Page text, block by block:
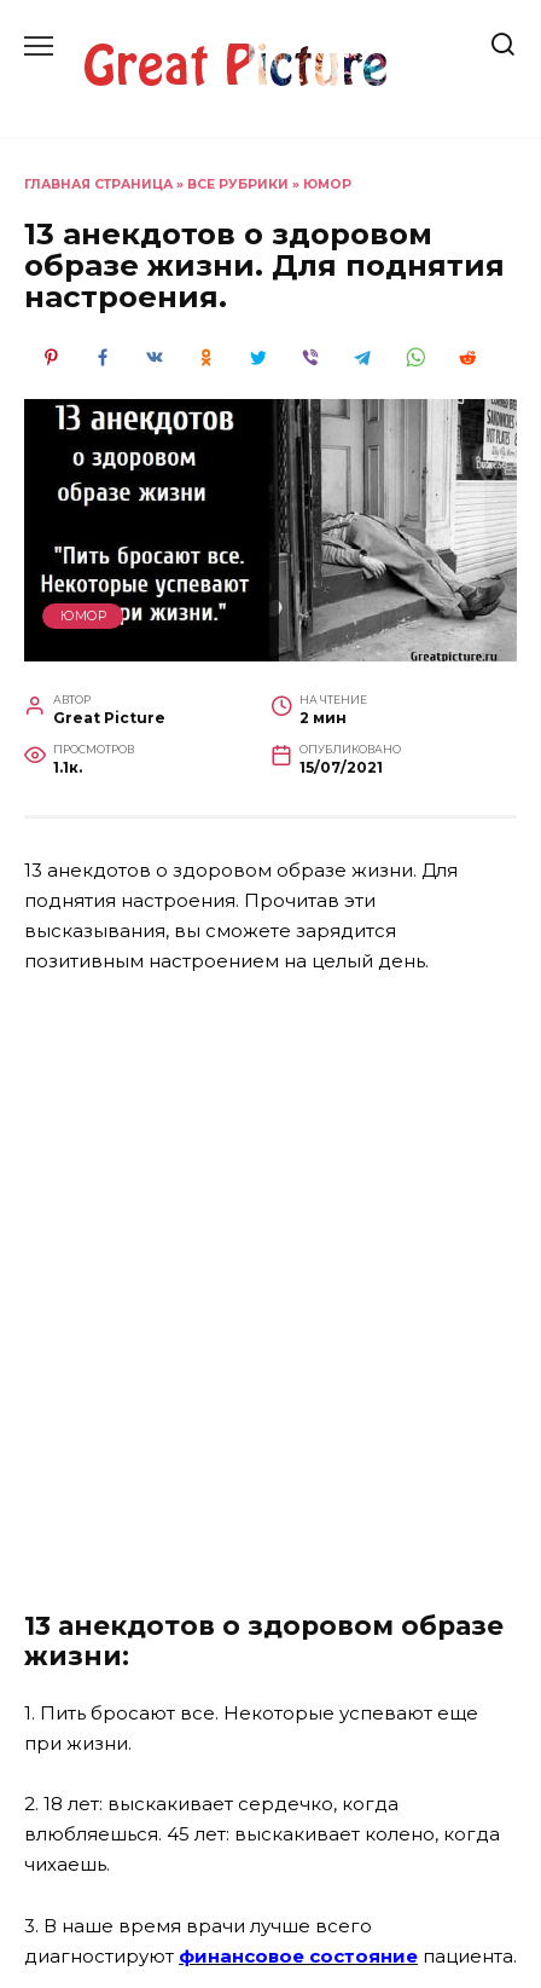
содержанию
ГЛАВНАЯ СТРАНИЦА » ВСЕ РУБРИКИ » ЮМОР
13 анекдотов о здоровом
образе жизни. Для поднятия
настроения.
ЮМОР
АВТОР
Great Picture
НА ЧТЕНИЕ
2 мин
ПРОСМОТРОВ
1.1к.
ОПУБЛИКОВАНО
15/07/2021
13 анекдотов о здоровом образе жизни. Для
поднятия настроения. Прочитав эти
высказывания, вы сможете зарядится
позитивным настроением на целый день.
13 анекдотов о здоровом образе
жизни:
1. Пить бросают все. Некоторые успевают еще
при жизни.
2. 18 лет: выскакивает сердечко, когда
влюбляешься. 45 лет: выскакивает колено, когда
чихаешь.
3. В наше время врачи лучше всего
диагностируют финансовое состояние пациента.